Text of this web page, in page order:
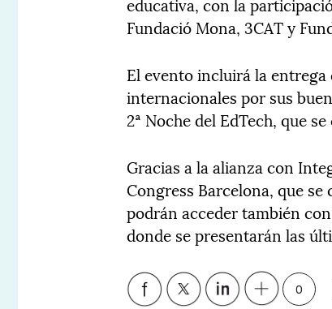
Fundació Mona, 3CAT y
El evento incluirá la
internacionales por sus
2ª Noche del EdTech, que
Gracias a la alianza con
Congress Barcelona, que
podrán acceder también
donde se presentarán las
0